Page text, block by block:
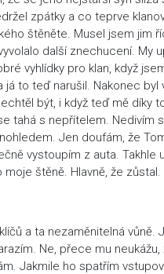
zpátky a co teprve
štěněte. Musel jsem jim
další znechucení. My
vyhlídky pro klan, když
já to teď narušil. Nakonec
být, i když teď mě díky
tahá s nepřítelem. Nedivím
Jen doufám, že
vystoupím z auta.
štěně. Hlavně, že
a ta nezaměnitelná
Ne, přece mu
Jakmile ho spatřím